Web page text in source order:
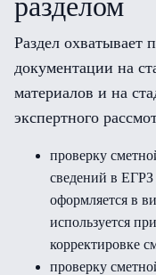
Раздел охватывает
документации на
материалов и на
экспертного
проверку
сведений в ЕГРЗ
оформляется в
используется
корректировке
проверку